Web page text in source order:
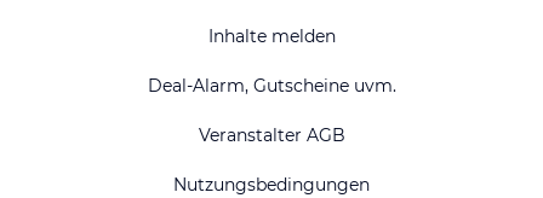
Inhalte melden
Deal-Alarm, Gutscheine uvm.
Veranstalter AGB
Nutzungsbedingungen